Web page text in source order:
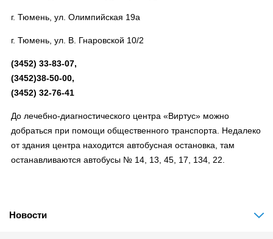
г. Тюмень, ул. Олимпийская 19а
г. Тюмень, ул. В. Гнаровской 10/2
(3452) 33-83-07,
(3452)38-50-00,
(3452) 32-76-41
До лечебно-диагностического центра «Виртус» можно
добраться при помощи общественного транспорта. Недалеко
от здания центра находится автобусная остановка, там
останавливаются автобусы № 14, 13, 45, 17, 134, 22.
Новости